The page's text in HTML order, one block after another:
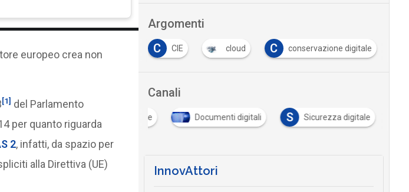
europeo crea non
[1] del Parlamento
per quanto riguarda
2, infatti, da spazio per
alla Direttiva (UE)
Argomenti
C CIE cloud C conservazione digitale
Canali
Cittadinanza digitale Documenti digitali S Sicurezza digitale
InnovAttori